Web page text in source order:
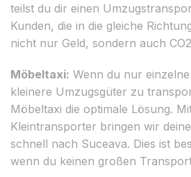
teilst du dir einen
Kunden, die in die gleiche
nicht nur Geld, sondern auch
Möbeltaxi: Wenn du nur
kleinere Umzugsgüter zu
Möbeltaxi die optimale Lösung.
Kleintransporter bringen wir
schnell nach Suceava. Dies ist
wenn du keinen großen